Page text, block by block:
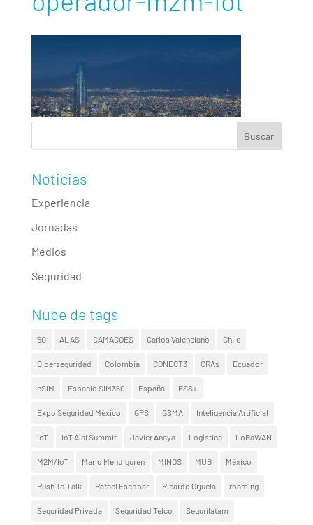
Noticias
Experiencia
Jornadas
Medios
Seguridad
Nube de tags
5G ALAS CAMACOES Carlos Valenciano Chile
Ciberseguridad Colombia CONECT3 CRAs Ecuador
eSIM Espacio SIM360 España ESS+
Expo Seguridad México GPS GSMA Inteligencia Artificial
IoT IoT Alai Summit Javier Anaya Logística LoRaWAN
M2M/IoT Mario Mendiguren MINOS MUB México
Push To Talk Rafael Escobar Ricardo Orjuela roaming
Seguridad Privada Seguridad Telco Segurilatam